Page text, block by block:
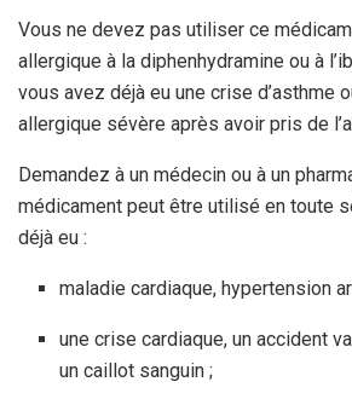
Vous ne devez pas utiliser ce
allergique à la diphenhydramine ou à
vous avez déjà eu une crise d’asthme
allergique sévère après avoir pris de
Demandez à un médecin ou à un
médicament peut être utilisé en toute
déjà eu :
maladie cardiaque, hypertension
une crise cardiaque, un accident
un caillot sanguin ;